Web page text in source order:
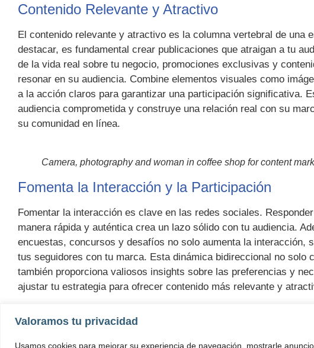
Valoramos tu privacidad
Usamos cookies para mejorar su experiencia de navegación, mostrarle
Contenido Relevante y Atractivo
El contenido relevante y atractivo es la columna vertebral de una
destacar, es fundamental crear publicaciones que atraigan a tu
de la vida real sobre tu negocio, promociones exclusivas y
resonar en su audiencia. Combine elementos visuales como
a la acción claros para garantizar una participación significativa.
audiencia comprometida y construye una relación real con su
su comunidad en línea.
Camera, photography and woman in coffee shop for content
Fomenta la Interacción y la Participación
Fomentar la interacción es clave en las redes sociales.
manera rápida y auténtica crea un lazo sólido con tu audiencia.
encuestas, concursos y desafíos no solo aumenta la interacción,
tus seguidores con tu marca. Esta dinámica bidireccional no solo
también proporciona valiosos insights sobre las preferencias y
ajustar tu estrategia para ofrecer contenido más relevante y